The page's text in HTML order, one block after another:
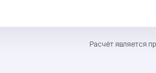
Расчёт является